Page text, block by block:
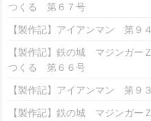
つくる 第６７号
【製作記】アイアンマン 第９
【製作記】鉄の城 マジンガー
つくる 第６６号
【製作記】アイアンマン 第９
【製作記】鉄の城 マジンガー